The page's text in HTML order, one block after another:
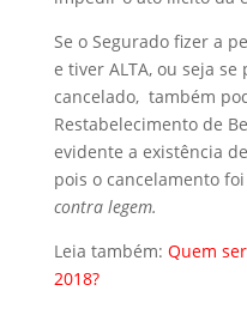
Se o Segurado fizer a
e tiver ALTA, ou seja
cancelado, também
Restabelecimento de
evidente a existência
pois o cancelamento
contra legem.
Leia também: Quem
2018?